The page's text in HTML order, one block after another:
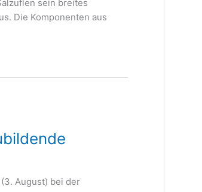
sein breites
Die Komponenten aus
August) bei der